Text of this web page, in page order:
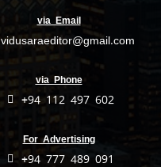
via Email
vidusaraeditor@gmail.com
via Phone
+94 112 497 602
For Advertising
+94 777 489 091